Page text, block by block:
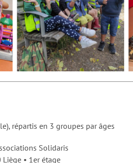
répartis en 3 groupes par âges
Solidaris
Liège • 1er étage